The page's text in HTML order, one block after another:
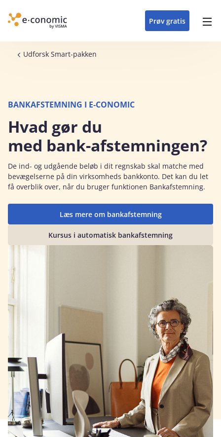
Header top menu
Prøv gratis
skræddersyet løsning
til din branche
e‑conomic
alle funktioner i
e‑conomic
e‑conomic
skræddersyede kurser
til administratorer
forhandler kan styrke
og vækste din
virksomhed
Brødkrumme
Udforsk Smart-pakken
BANKAFSTEMNING I E‑CONOMIC
Hvad gør du
med bank-afstemningen?
De ind- og udgående beløb i dit regnskab skal matche med
bevægelserne på din virksomheds bankkonto. Det kan du let
få overblik over, når du bruger funktionen Bankafstemning.
Læs mere om bankafstemning
Kursus i automatisk bankafstemning